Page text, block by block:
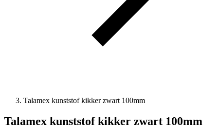
Talamex kunststof kikker zwart 100mm
Talamex kunststof kikker zwart 100mm